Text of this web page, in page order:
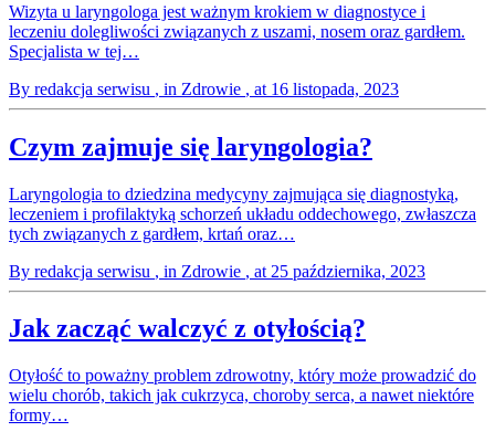
Wizyta u laryngologa jest ważnym krokiem w diagnostyce i
leczeniu dolegliwości związanych z uszami, nosem oraz gardłem.
Specjalista w tej…
By redakcja serwisu , in Zdrowie , at 16 listopada, 2023
Czym zajmuje się laryngologia?
Laryngologia to dziedzina medycyny zajmująca się diagnostyką,
leczeniem i profilaktyką schorzeń układu oddechowego, zwłaszcza
tych związanych z gardłem, krtań oraz…
By redakcja serwisu , in Zdrowie , at 25 października, 2023
Jak zacząć walczyć z otyłością?
Otyłość to poważny problem zdrowotny, który może prowadzić do
wielu chorób, takich jak cukrzyca, choroby serca, a nawet niektóre
formy…